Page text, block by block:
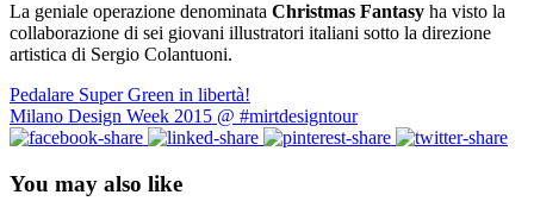
La geniale operazione denominata Christmas Fantasy ha visto la
collaborazione di sei giovani illustratori italiani sotto la direzione
artistica di Sergio Colantuoni.
Pedalare Super Green in libertà!
Milano Design Week 2015 @ #mirtdesigntour
You may also like